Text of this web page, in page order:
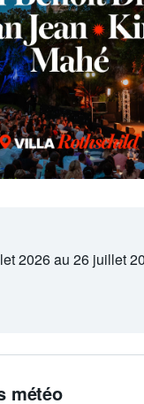
2026 au 26 juillet
météo